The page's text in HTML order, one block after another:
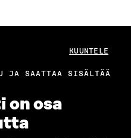
KUUNTELE
JA SAATTAA SISÄLTÄÄ
on osa